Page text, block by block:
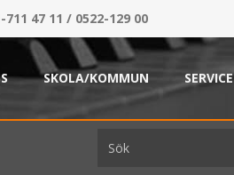
711 47 11 / 0522-129 00
SKOLA/KOMMUN SERVICE